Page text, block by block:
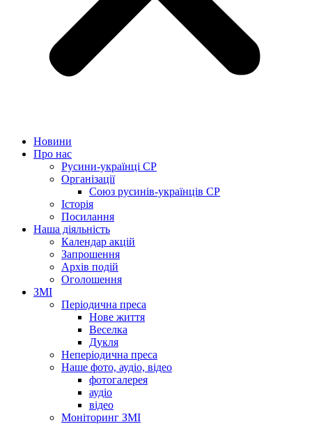
Новини
Про нас
Русини-українці СР
Організації
Союз русинів-українців СР
Історія
Посилання
Наша діяльність
Календар акцій
Запрошення
Архів подій
Оголошення
ЗМІ
Періодична преса
Нове життя
Веселка
Дукля
Неперіодична преса
Наше фото, аудіо, відео
фотогалерея
аудіо
відео
Моніторинг ЗМІ